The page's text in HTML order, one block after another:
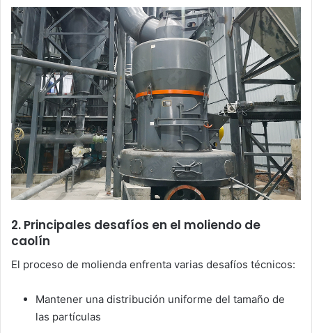
2. Principales desafíos en el moliendo de
caolín
El proceso de molienda enfrenta varias desafíos técnicos:
Mantener una distribución uniforme del tamaño de
las partículas